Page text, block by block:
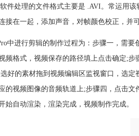
处理的文件格式主要是 .AVI。常运用该
接在一起，添加声音，对帧颜色校正，并
进行剪辑的制作过程为：步骤一，需要
频格式，视频保存的路径填上点击确定;
好的素材拖到视频编辑区监视窗口，选
的视频图像的音频轨道上;步骤四，点击
始自动渲染，渲染完成，视频制作完成。